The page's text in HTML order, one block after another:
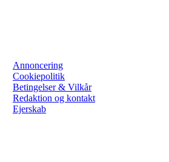
Annoncering
Cookiepolitik
Betingelser & Vilkår
Redaktion og kontakt
Ejerskab